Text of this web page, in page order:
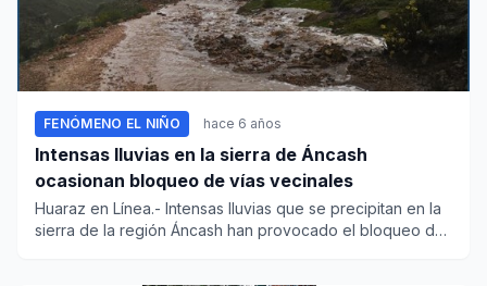
FENÓMENO EL NIÑO hace 6 años
Intensas lluvias en la sierra de Áncash
ocasionan bloqueo de vías vecinales
Huaraz en Línea.- Intensas lluvias que se precipitan en la
sierra de la región Áncash han provocado el bloqueo de